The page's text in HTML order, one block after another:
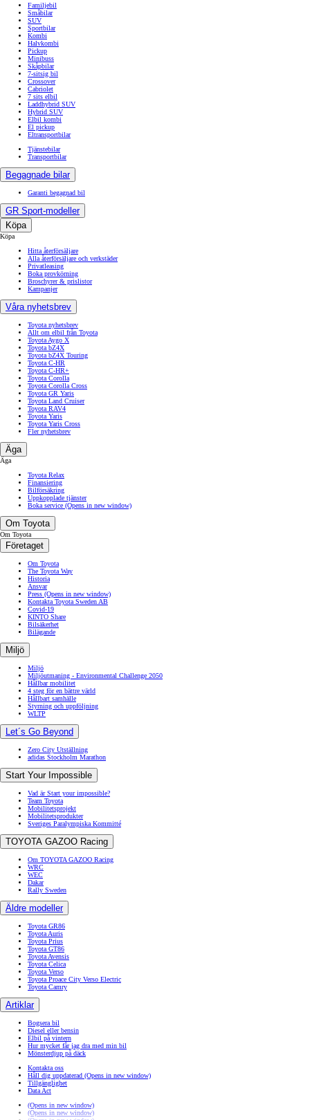
Familjebil
Småbilar
SUV
Sportbilar
Kombi
Halvkombi
Pickup
Minibuss
Skåpbilar
7-sitsig bil
Crossover
Cabriolet
7 sits elbil
Laddhybrid SUV
Hybrid SUV
Elbil kombi
El pickup
Eltransportbilar
Tjänstebilar
Transportbilar
Begagnade bilar
Garanti begagnad bil
GR Sport-modeller
Köpa
Köpa
Hitta återförsäljare
Alla återförsäljare och verkstäder
Privatleasing
Boka provkörning
Broschyrer & prislistor
Kampanjer
Våra nyhetsbrev
Toyota nyhetsbrev
Allt om elbil från Toyota
Toyota Aygo X
Toyota bZ4X
Toyota bZ4X Touring
Toyota C-HR
Toyota C-HR+
Toyota Corolla
Toyota Corolla Cross
Toyota GR Yaris
Toyota Land Cruiser
Toyota RAV4
Toyota Yaris
Toyota Yaris Cross
Fler nyhetsbrev
Äga
Äga
Toyota Relax
Finansiering
Bilförsäkring
Uppkopplade tjänster
Boka service (Opens in new window)
Om Toyota
Om Toyota
Företaget
Om Toyota
The Toyota Way
Historia
Ansvar
Press (Opens in new window)
Kontakta Toyota Sweden AB
Covid-19
KINTO Share
Bilsäkerhet
Bilägande
Miljö
Miljö
Miljöutmaning - Environmental Challenge 2050
Hållbar mobilitet
4 steg för en bättre värld
Hållbart samhälle
Styrning och uppföljning
WLTP
Let´s Go Beyond
Zero City Utställning
adidas Stockholm Marathon
Start Your Impossible
Vad är Start your impossible?
Team Toyota
Mobilitetsprojekt
Mobilitetsprodukter
Sveriges Paralympiska Kommitté
TOYOTA GAZOO Racing
Om TOYOTA GAZOO Racing
WRC
WEC
Dakar
Rally Sweden
Äldre modeller
Toyota GR86
Toyota Auris
Toyota Prius
Toyota GT86
Toyota Avensis
Toyota Celica
Toyota Verso
Toyota Proace City Verso Electric
Toyota Camry
Artiklar
Bogsera bil
Diesel eller bensin
Elbil på vintern
Hur mycket får jag dra med min bil
Mönsterdjup på däck
Kontakta oss
Håll dig uppdaterad (Opens in new window)
Tillgänglighet
Data Act
(Opens in new window)
(Opens in new window)